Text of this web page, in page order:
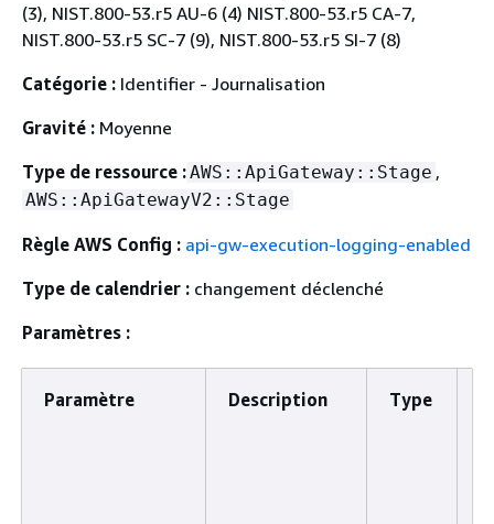
(3), NIST.800-53.r5 AU-6 (4) NIST.800-53.r5 CA-7,
NIST.800-53.r5 SC-7 (9), NIST.800-53.r5 SI-7 (8)
Catégorie : Identifier - Journalisation
Gravité : Moyenne
Type de ressource :AWS::ApiGateway::Stage ,
AWS::ApiGatewayV2::Stage
Règle AWS Config : api-gw-execution-logging-enabled
Type de calendrier : changement déclenché
Paramètres :
Paramètre Description Type